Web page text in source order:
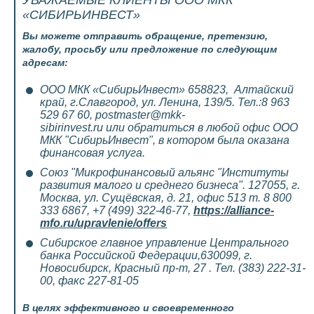
«СИБИРЬИНВЕСТ»
Вы можете отправить обращение, претензию,
жалобу, просьбу или предложение по следующим
адресам:
ООО МКК «СибирьИнвест» 658823, Алтайский
край, г.Славгород, ул. Ленина, 139/5. Тел.:8 963
529 67 60, postmaster@mkk-
sibirinvest.ru или обратиться в любой офис ООО
МКК "СибирьИнвест", в котором была оказана
финансовая услуга.
Союз "Микрофинансовый альянс "Институты
развития малого и среднего бизнеса". 127055, г.
Москва, ул. Сущёвская, д. 21, офис 513 т. 8 800
333 6867, +7 (499) 322-46-77, https://alliance-
mfo.ru/upravlenie/offers
Сибирское главное управление Центрального
банка Российской Федерации,630099, г.
Новосибирск, Красный пр-т, 27 . Тел. (383) 222-31-
00, факс 227-81-05
В целях эффективного и своевременного